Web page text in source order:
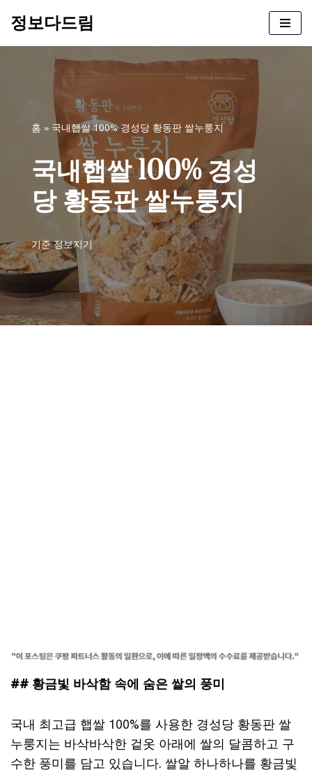
정보다드림
홈 » 국내햅쌀 100% 경성당 황동판 쌀누룽지
국내햅쌀 100% 경성
당 황동판 쌀누룽지
기준정보지기
## 황금빛 바삭함 속에 숨은 쌀의 풍미
국내 최고급 햅쌀 100%를 사용한 경성당 황동판 쌀
누룽지는 바삭바삭한 겉옷 아래에 쌀의 달콤하고 구
수한 풍미를 담고 있습니다. 쌀알 하나하나를 황금빛